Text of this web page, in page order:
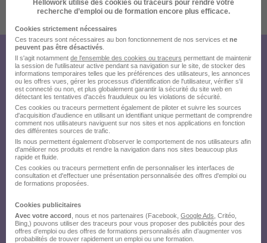
Publiée le 04/08/2026 - Réf : 2026-1735
Créez votre compte Hellowork et
envoyez votre candidature !
Hellowork utilise des cookies ou traceurs pour rendre votre
recherche d’emploi ou de formation encore plus efficace.
Cookies strictement nécessaires
Ces traceurs sont nécessaires au bon fonctionnement de nos services et ne
peuvent pas être désactivés
Il s'agit notamment de l'ensemble des cookies ou traceurs permettant de maintenir
la session de l'utilisateur active pendant sa navigation sur le site, de stocker des
informations temporaires telles que les préférences des utilisateurs, les annonces
ou les offres vues, gérer les processus d'identification de l'utilisateur, vérifier s'il
est connecté ou non, et plus globalement garantir la sécurité du site web en
détectant les tentatives d'accès frauduleux ou les violations de sécurité.
Ces cookies ou traceurs permettent également de piloter et suivre les sources
d'acquisition d'audience en utilisant un identifiant unique permettant de comprendre
comment nos utilisateurs naviguent sur nos sites et nos applications en fonction
des différentes sources de trafic.
Ils nous permettent également d’observer le comportement de nos utilisateurs afin
d'améliorer nos produits et rendre la navigation dans nos sites beaucoup plus
rapide et fluide.
Ces cookies ou traceurs permettent enfin de personnaliser les interfaces de
consultation et d'effectuer une présentation personnalisée des offres d'emploi ou
de formations proposées.
Cookies publicitaires
Avec votre accord , nous et nos partenaires (Facebook, Google Ads , Critéo,
Bing,) pouvons utiliser des traceurs pour vous proposer des publicités pour des
offres d’emploi ou des offres de formations personnalisés afin d’augmenter vos
probabilités de trouver rapidement un emploi ou une formation.